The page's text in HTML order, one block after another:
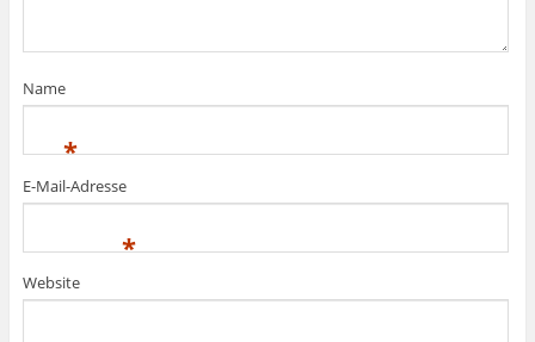
Name
*
E-Mail-Adresse
*
Website